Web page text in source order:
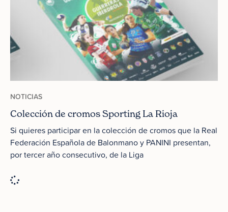
NOTICIAS
Colección de cromos Sporting La Rioja
Si quieres participar en la colección de cromos que la Real
Federación Española de Balonmano y PANINI presentan,
por tercer año consecutivo, de la Liga